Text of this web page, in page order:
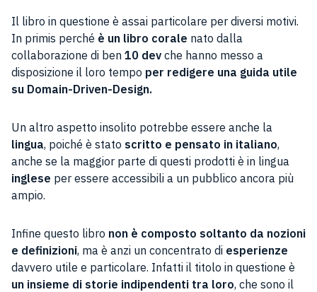
Il libro in questione è assai particolare per diversi motivi.
In primis perché è un libro corale nato dalla
collaborazione di ben 10 dev che hanno messo a
disposizione il loro tempo per redigere una guida utile
su Domain-Driven-Design.
Un altro aspetto insolito potrebbe essere anche la
lingua, poiché è stato scritto e pensato in italiano,
anche se la maggior parte di questi prodotti è in lingua
inglese per essere accessibili a un pubblico ancora più
ampio.
Infine questo libro non è composto soltanto da nozioni
e definizioni, ma è anzi un concentrato di esperienze
davvero utile e particolare. Infatti il titolo in questione è
un insieme di storie indipendenti tra loro, che sono il